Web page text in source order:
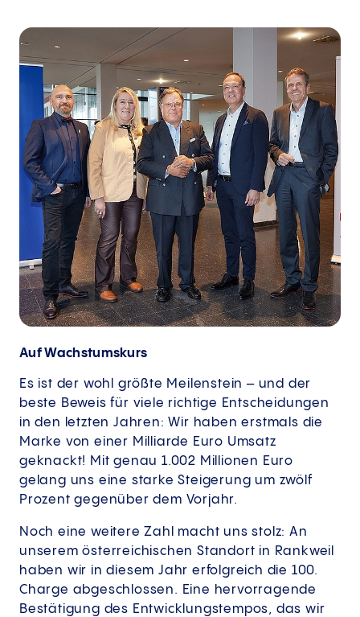
Auf Wachstumskurs
Es ist der wohl größte Meilenstein – und der
beste Beweis für viele richtige Entscheidungen
in den letzten Jahren: Wir haben erstmals die
Marke von einer Milliarde Euro Umsatz
geknackt! Mit genau 1.002 Millionen Euro
gelang uns eine starke Steigerung um zwölf
Prozent gegenüber dem Vorjahr.
Noch eine weitere Zahl macht uns stolz: An
unserem österreichischen Standort in Rankweil
haben wir in diesem Jahr erfolgreich die 100.
Charge abgeschlossen. Eine hervorragende
Bestätigung des Entwicklungstempos, das wir